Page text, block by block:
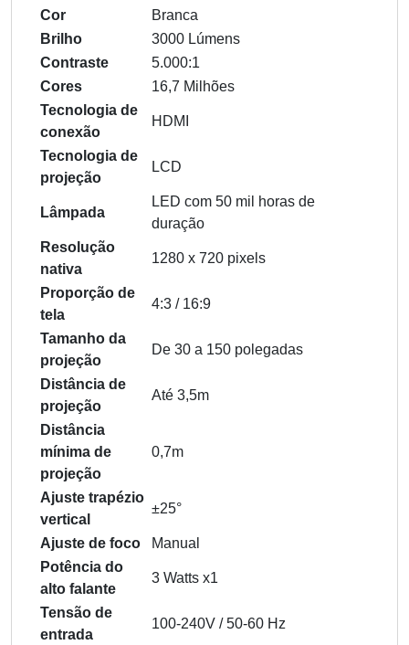
Cor
Branca
Brilho
3000 Lúmens
Contraste
5.000:1
Cores
16,7 Milhões
Tecnologia de
conexão
HDMI
Tecnologia de
projeção
LCD
Lâmpada
LED com 50 mil horas de
duração
Resolução
nativa
1280 x 720 pixels
Proporção de
tela
4:3 / 16:9
Tamanho da
projeção
De 30 a 150 polegadas
Distância de
projeção
Até 3,5m
Distância
mínima de
projeção
0,7m
Ajuste trapézio
vertical
±25°
Ajuste de foco
Manual
Potência do
alto falante
3 Watts x1
Tensão de
entrada
100-240V / 50-60 Hz